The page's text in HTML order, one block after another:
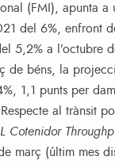
(FMI), apunta a
del 6%, enfront
5,2% a l’octubre
de béns, la
1,1 punts per
Respecte al trànsit
Cotenidor
març (últim mes